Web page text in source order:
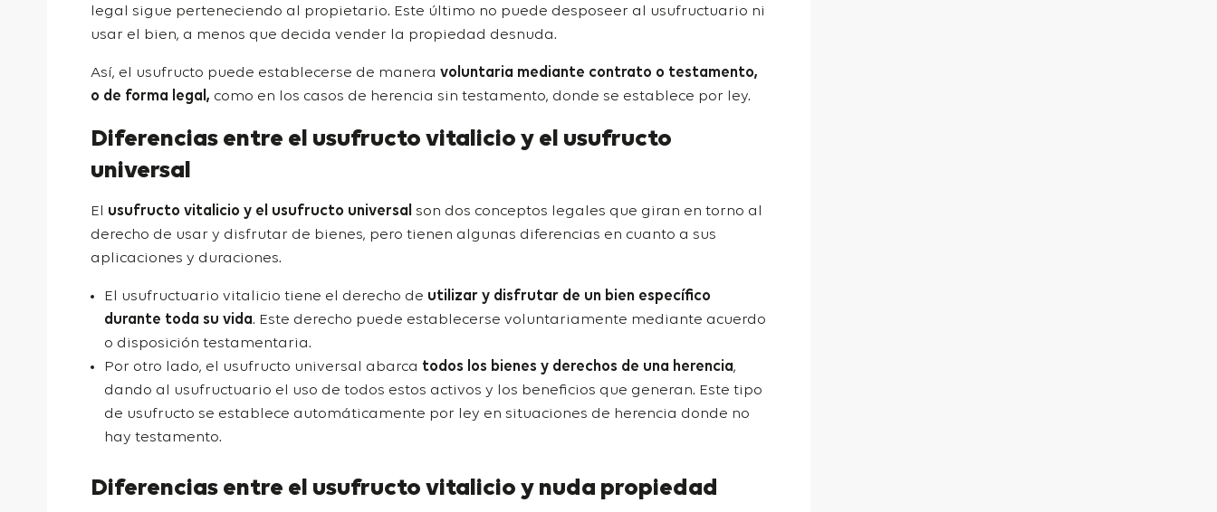
legal sigue perteneciendo al propietario. Este último no puede desposeer al usufructuario ni
usar el bien, a menos que decida vender la propiedad desnuda.
Así, el usufructo puede establecerse de manera voluntaria mediante contrato o testamento,
o de forma legal, como en los casos de herencia sin testamento, donde se establece por ley.
Diferencias entre el usufructo vitalicio y el usufructo
universal
El usufructo vitalicio y el usufructo universal son dos conceptos legales que giran en torno al
derecho de usar y disfrutar de bienes, pero tienen algunas diferencias en cuanto a sus
aplicaciones y duraciones.
El usufructuario vitalicio tiene el derecho de utilizar y disfrutar de un bien específico
durante toda su vida. Este derecho puede establecerse voluntariamente mediante acuerdo
o disposición testamentaria.
Por otro lado, el usufructo universal abarca todos los bienes y derechos de una herencia,
dando al usufructuario el uso de todos estos activos y los beneficios que generan. Este tipo
de usufructo se establece automáticamente por ley en situaciones de herencia donde no
hay testamento.
Diferencias entre el usufructo vitalicio y nuda propiedad